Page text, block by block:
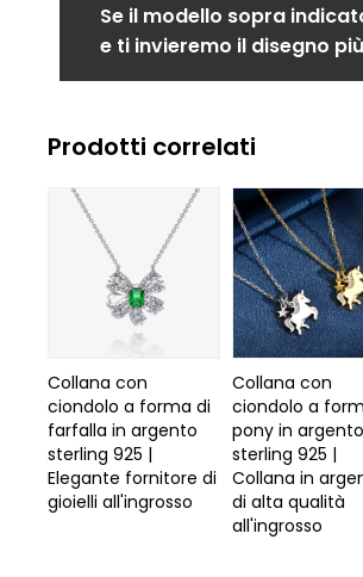
Se il modello sopra
e ti invieremo il disegno
Prodotti correlati
Collana con
ciondolo a forma di
farfalla in argento
sterling 925 |
Elegante fornitore di
gioielli all'ingrosso
Collana con
ciondolo a
pony in argento
sterling 925 |
Collana in
di alta qualità
all'ingrosso